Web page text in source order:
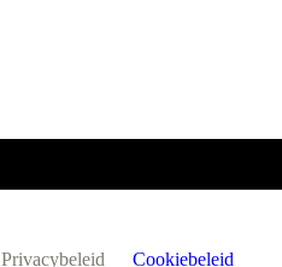
Privacybeleid Cookiebeleid